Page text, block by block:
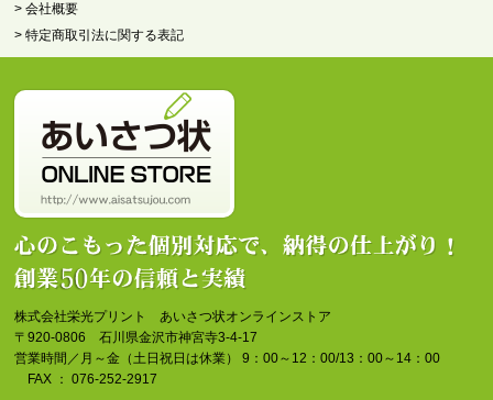
> 会社概要
> 特定商取引法に関する表記
株式会社栄光プリント あいさつ状オンラインストア
〒920-0806 石川県金沢市神宮寺3-4-17
営業時間／月～金（土日祝日は休業） 9：00～12：00/13：00～14：00
FAX ： 076-252-2917